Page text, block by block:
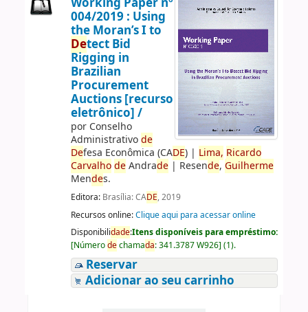
004/2019 : Using
the Moran’s I to
Detect Bid
Rigging in
Brazilian
Procurement
Auctions [recurso
eletrônico] /
por Conselho
Administrativode
Defesa Econômica (CADE)| Lima, Ricardo
Carvalho deAndrade| Resende, Guilherme
Mendes.
Editora: Brasília: CADE, 2019
Recursos online:Clique aqui para acessar online
Disponibilidade:Itens disponíveis para empréstimo:
[Númerodechamada:341.3787 W926] (1).
Reservar
Adicionar ao seu carrinho